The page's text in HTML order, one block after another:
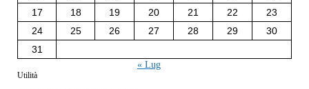
17
18 19 20 21 22
23
24
25 26 27 28 29
30
31
« Lug
Utilità